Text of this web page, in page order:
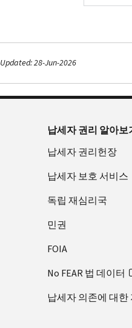
28-Jun-2026
납세자 권리 알아보
납세자 권리헌장
납세자 보호 서비스
독립 재심리국
민권
FOIA
No FEAR 법 데이터
납세자 의존에 대한